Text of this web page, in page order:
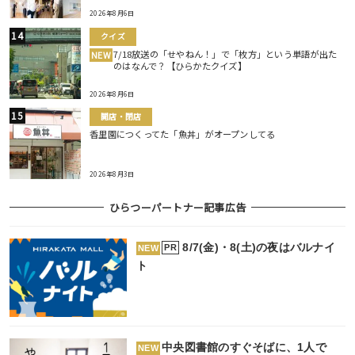
2026年8月6日
クイズ
NEW 7/18放送の「せやねん！」で「枚方」という単語が出た
のはなんで？【ひらかたクイズ】
2026年8月6日
開店・閉店
香里園につくってた「魚丼」がオープンしてる
2026年8月3日
ひらつーパートナー記事広告
NEW PR
8/7(金)・8(土)の夜はバルナイ
ト
NEW 中央図書館のすぐそばに、1人で